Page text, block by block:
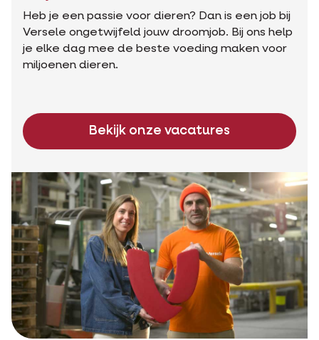
Heb je een passie voor dieren? Dan is een job bij
Versele ongetwijfeld jouw droomjob. Bij ons help
je elke dag mee de beste voeding maken voor
miljoenen dieren.
Bekijk onze vacatures